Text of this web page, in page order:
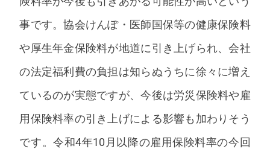
事です。協会けんぽ・医師国保等の健康保険料
や厚生年金保険料が地道に引き上げられ、会社
の法定福利費の負担は知らぬうちに徐々に増え
ているのが実態ですが、今後は労災保険料や雇
用保険料率の引き上げによる影響も加わりそう
です。令和4年10月以降の雇用保険料率の今回